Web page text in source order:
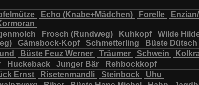
Echo (Knabe+Mädchen) Forelle
Frosch (Rundweg) Kuhkopf Wilde
Gämsbock-Kopf Schmetterling
Büste Dütsch
Büste Feuz Werner Träumer Schwein
Huckeback Junger Bär
Rehbockkopf
Ernst Risetenmandli Steinbock
Uhu